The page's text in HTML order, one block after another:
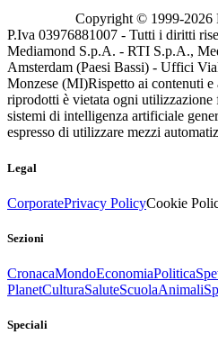
Copyright © 1999-2026
P.Iva 03976881007 - Tutti i diritti
Mediamond S.p.A. - RTI S.p.A.,
Amsterdam (Paesi Bassi) - Uffici
Monzese (MI)Rispetto ai contenuti e
riprodotti è vietata ogni utilizzazione
sistemi di intelligenza artificiale
espresso di utilizzare mezzi
Legal
CorporatePrivacy PolicyCookie
Sezioni
CronacaMondoEconomiaPolitica
PlanetCulturaSaluteScuolaAnimali
Speciali